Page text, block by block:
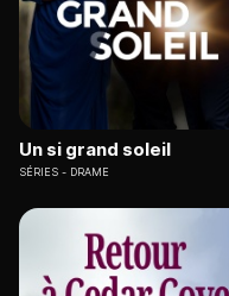
Un si grand soleil
SÉRIES DRAME